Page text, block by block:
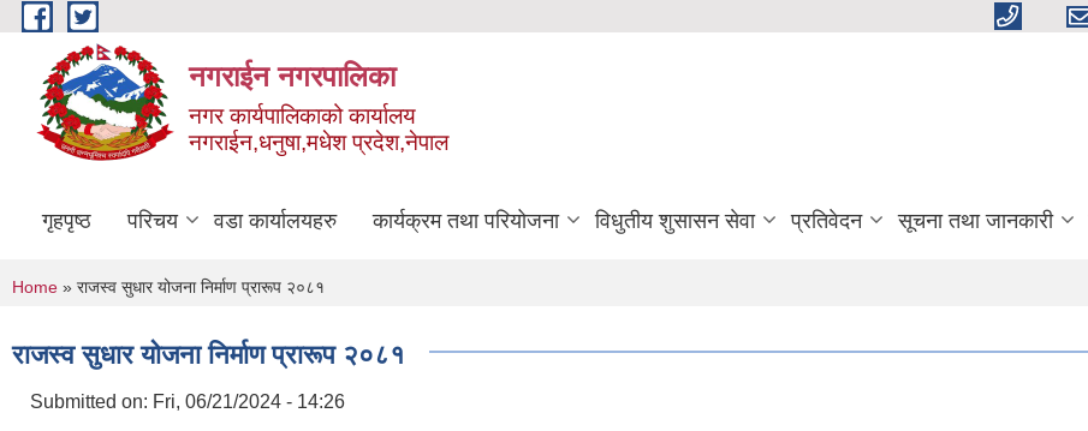
Skip to main content
नगराईन नगरपालिका
नगर कार्यपालिकाको कार्यालय
नगराईन,धनुषा,मधेश प्रदेश,नेपाल
गृहपृष्ठ परिचय वडा कार्यालयहरु कार्यक्रम तथा परियोजना विधुतीय शुसासन सेवा प्रतिवेदन सूचना तथा जानकारी
You are here
Home » राजस्व सुधार योजना निर्माण प्रारूप २०८१
राजस्व सुधार योजना निर्माण प्रारूप २०८१
Submitted on: Fri, 06/21/2024 - 14:26